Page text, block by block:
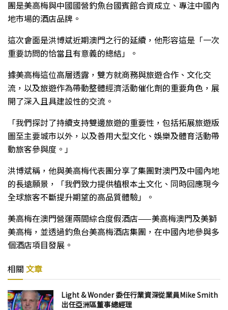
團是美高梅與中國國營釣魚台國賓館合資成立、專注中國內
地市場的酒店品牌。
這次會面是洪博斌近期澳門之行的延續，他形容這是「一次
重要訪問的恰當且有意義的總結」。
據美高梅這位高層透露，雙方就商務與旅遊合作、文化交
流，以及旅遊作為帶動整體經濟活動催化劑的重要角色，展
開了深入且具建設性的交流。
「我們探討了持續支持雙邊旅遊的重要性，包括拓展旅遊版
圖至主要城市以外，以及善用大型文化、娛樂及體育活動帶
動旅客參與度。」
洪博斌稱，他與美高梅代表團分享了集團對澳門及中國內地
的長遠願景，「我們致力提供植根本土文化、同時回應現今
全球旅客不斷提升期望的高品質體驗」。
美高梅在澳門營運兩間綜合度假酒店——美高梅澳門及美獅
美高梅，並透過釣魚台美高梅酒店集團，在中國內地參與多
個酒店項目發展。
相關 文章
Light & Wonder 委任行業資深從業員Mike Smith
出任亞洲區董事總經理